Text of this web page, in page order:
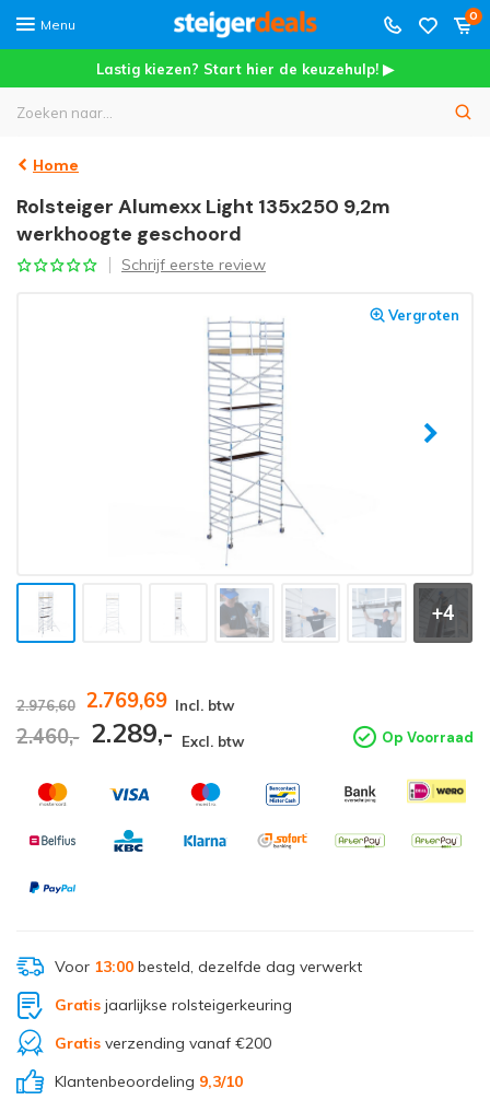
Menu
0
Lastig kiezen? Start hier de keuzehulp! ▶
Home
Rolsteiger Alumexx Light 135x250 9,2m
werkhoogte geschoord
Schrijf eerste review
Vergroten
+4
2.976,60 2.769,69 Incl. btw
2.460,- 2.289,- Excl. btw Op Voorraad
Voor 13:00besteld, dezelfde dag verwerkt
Gratisjaarlijkse rolsteigerkeuring
Gratisverzending vanaf €200
Klantenbeoordeling 9,3/10